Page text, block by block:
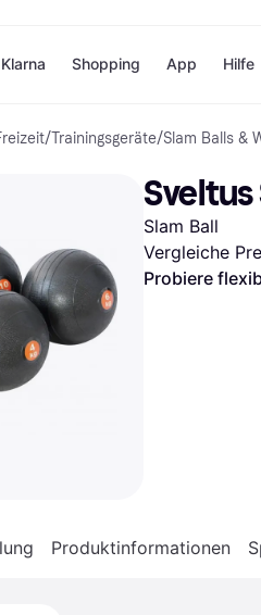
Zahlungsmethoden
Sofort bezahlen
Bezahle in 3
Teilzahlungen
Bezahle in bis zu 30
Tagen
Ratenzahlung
Shopping
Shops
eBay
Temu
SHEIN
App Hilfe
/Trainingsgeräte/Slam Balls &
Sveltus
Slam Ball
Vergleiche
Probiere
Produktinformationen